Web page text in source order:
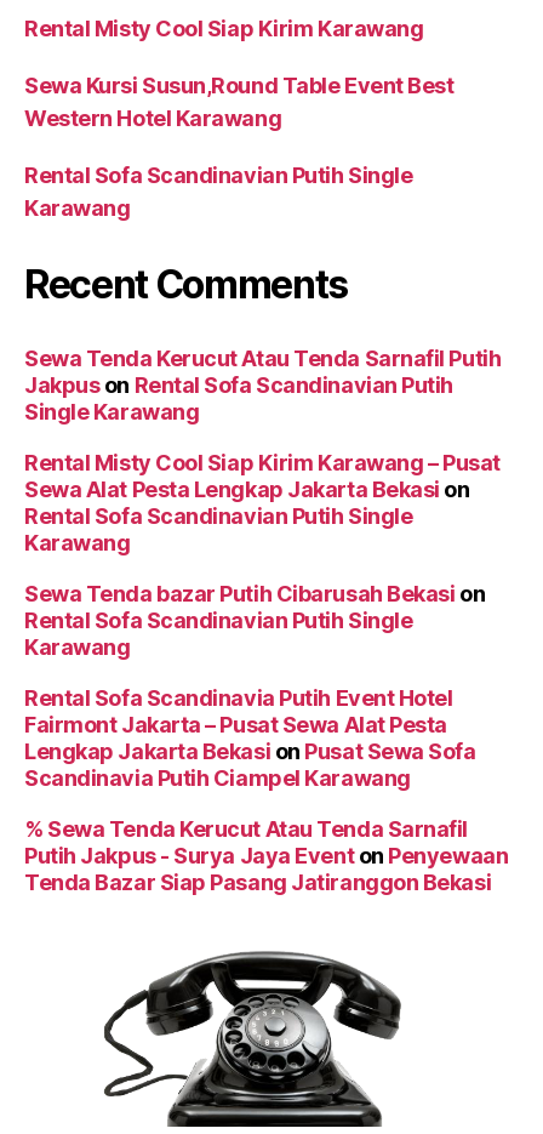
Rental Misty Cool Siap Kirim Karawang
Sewa Kursi Susun,Round Table Event Best
Western Hotel Karawang
Rental Sofa Scandinavian Putih Single
Karawang
Recent Comments
Sewa Tenda Kerucut Atau Tenda Sarnafil Putih
Jakpuson Rental Sofa Scandinavian Putih
Single Karawang
Rental Misty Cool Siap Kirim Karawang – Pusat
Sewa Alat Pesta Lengkap Jakarta Bekasi on
Rental Sofa Scandinavian Putih Single
Karawang
Sewa Tenda bazar Putih Cibarusah Bekasi on
Rental Sofa Scandinavian Putih Single
Karawang
Rental Sofa Scandinavia Putih Event Hotel
Fairmont Jakarta – Pusat Sewa Alat Pesta
Lengkap Jakarta Bekasi on Pusat Sewa Sofa
Scandinavia Putih Ciampel Karawang
% Sewa Tenda Kerucut Atau Tenda Sarnafil
Putih Jakpus - Surya Jaya Eventon Penyewaan
Tenda Bazar Siap Pasang Jatiranggon Bekasi